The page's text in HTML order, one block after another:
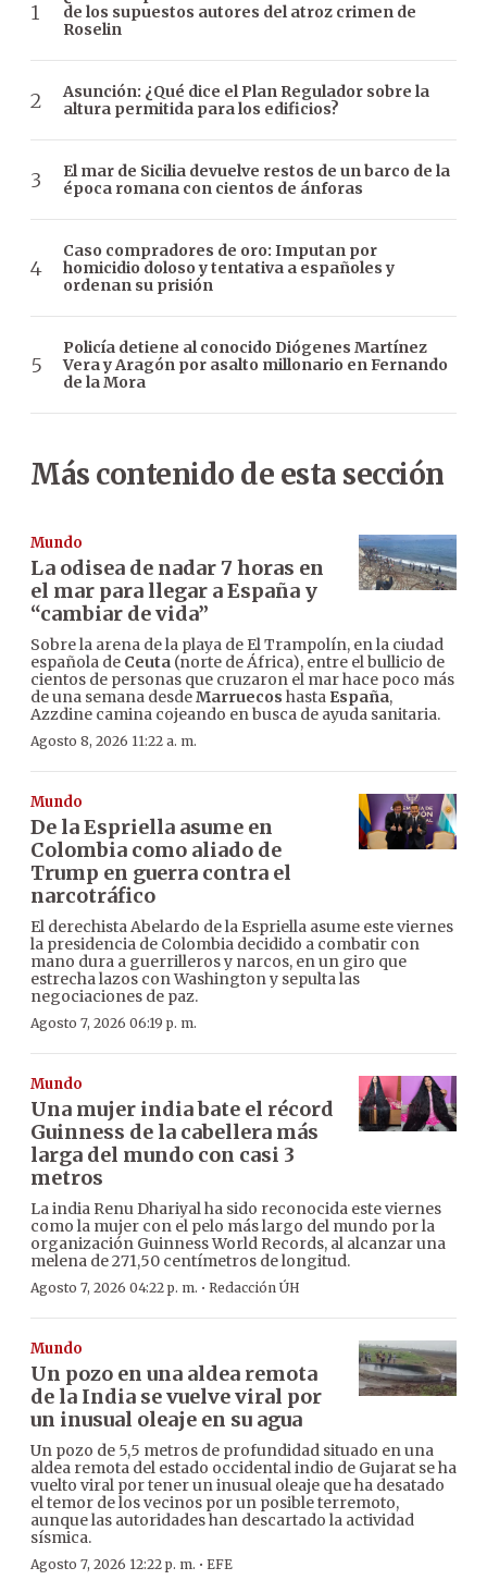
de los supuestos autores del atroz crimen de
Roselin
Asunción: ¿Qué dice el Plan Regulador sobre la
altura permitida para los edificios?
El mar de Sicilia devuelve restos de un barco de la
época romana con cientos de ánforas
Caso compradores de oro: Imputan por
homicidio doloso y tentativa a españoles y
ordenan su prisión
Policía detiene al conocido Diógenes Martínez
Vera y Aragón por asalto millonario en Fernando
de la Mora
Más contenido de esta sección
Mundo
La odisea de nadar 7 horas en
el mar para llegar a España y
“cambiar de vida”
Sobre la arena de la playa de El Trampolín, en la ciudad
española de Ceuta (norte de África), entre el bullicio de
cientos de personas que cruzaron el mar hace poco más
de una semana desdeMarruecos hasta España,
Azzdine camina cojeando en busca de ayuda sanitaria.
Agosto 8, 2026 11:22 a. m.
Mundo
De la Espriella asume en
Colombia como aliado de
Trump en guerra contra el
narcotráfico
El derechista Abelardo de la Espriella asume este viernes
la presidencia de Colombia decidido a combatir con
mano dura a guerrilleros y narcos, en un giro que
estrecha lazos con Washington y sepulta las
negociaciones de paz.
Agosto 7, 2026 06:19 p. m.
Mundo
Una mujer india bate el récord
Guinness de la cabellera más
larga del mundo con casi 3
metros
La india Renu Dhariyal ha sido reconocida este viernes
como la mujer con el pelo más largo del mundo por la
organización Guinness World Records, al alcanzar una
melena de 271,50 centímetros de longitud.
Agosto 7, 2026 04:22 p. m. · Redacción ÚH
Mundo
Un pozo en una aldea remota
de la India se vuelve viral por
un inusual oleaje en su agua
Un pozo de 5,5 metros de profundidad situado en una
aldea remota del estado occidental indio de Gujarat se ha
vuelto viral por tener un inusual oleaje que ha desatado
el temor de los vecinos por un posible terremoto,
aunque las autoridades han descartado la actividad
sísmica.
Agosto 7, 2026 12:22 p. m. · EFE